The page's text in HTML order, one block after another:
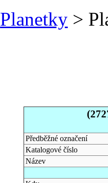
Planetky >
Předběžné označení
Katalogové číslo
Název